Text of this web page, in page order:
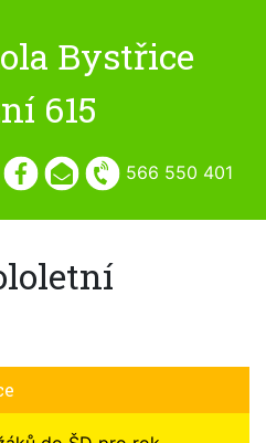
566 550 401
Bystřice
615